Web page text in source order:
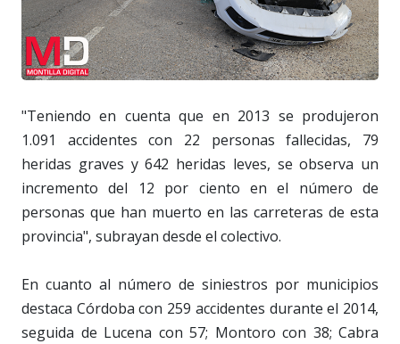
"Teniendo en cuenta que en 2013 se produjeron
1.091 accidentes con 22 personas fallecidas, 79
heridas graves y 642 heridas leves, se observa un
incremento del 12 por ciento en el número de
personas que han muerto en las carreteras de esta
provincia", subrayan desde el colectivo.
En cuanto al número de siniestros por municipios
destaca Córdoba con 259 accidentes durante el 2014,
seguida de Lucena con 57; Montoro con 38; Cabra